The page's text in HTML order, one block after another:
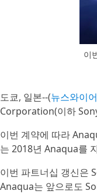
이
도쿄, 일본--(뉴스와이어
Corporation(이하
이번 계약에 따라
는 2018년 Anaqua를
이번 파트너십 갱신은
Anaqua는 앞으로도